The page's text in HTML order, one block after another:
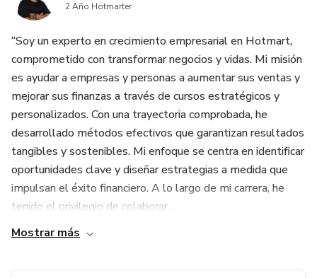
2 Año Hotmarter
“Soy un experto en crecimiento empresarial en Hotmart,
comprometido con transformar negocios y vidas. Mi misión
es ayudar a empresas y personas a aumentar sus ventas y
mejorar sus finanzas a través de cursos estratégicos y
personalizados. Con una trayectoria comprobada, he
desarrollado métodos efectivos que garantizan resultados
tangibles y sostenibles. Mi enfoque se centra en identificar
oportunidades clave y diseñar estrategias a medida que
impulsan el éxito financiero. A lo largo de mi carrera, he
tenido el privilegio de colaborar ...
Mostrar más